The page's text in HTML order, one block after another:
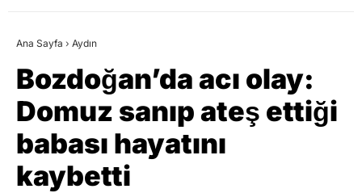
Ana Sayfa › Aydın
Bozdoğan’da acı olay:
Domuz sanıp ateş ettiği
babası hayatını
kaybetti